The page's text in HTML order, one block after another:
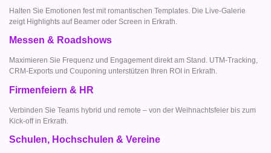
Halten Sie Emotionen fest mit romantischen Templates. Die Live-Galerie
zeigt Highlights auf Beamer oder Screen in Erkrath.
Messen & Roadshows
Maximieren Sie Frequenz und Engagement direkt am Stand. UTM-Tracking,
CRM-Exports und Couponing unterstützen Ihren ROI in Erkrath.
Firmenfeiern & HR
Verbinden Sie Teams hybrid und remote – von der Weihnachtsfeier bis zum
Kick-off in Erkrath.
Schulen, Hochschulen & Vereine